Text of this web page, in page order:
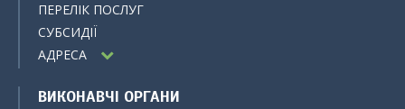
ПЕРЕЛІК ПОСЛУГ
СУБСИДІЇ
АДРЕСА
ВИКОНАВЧІ ОРГАНИ